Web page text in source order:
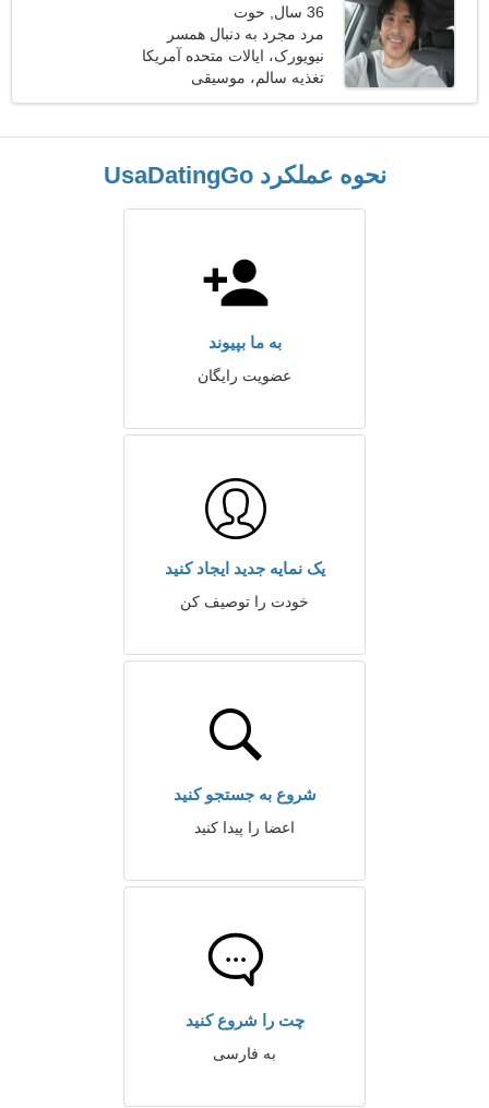
36 سال, حوت
مرد مجرد به دنبال همسر
نیویورک، ایالات متحده آمریکا
تغذیه سالم، موسیقی
نحوه عملکرد UsaDatingGo
به ما بپیوند
عضویت رایگان
یک نمایه جدید ایجاد کنید
خودت را توصیف کن
شروع به جستجو کنید
اعضا را پیدا کنید
چت را شروع کنید
به فارسی